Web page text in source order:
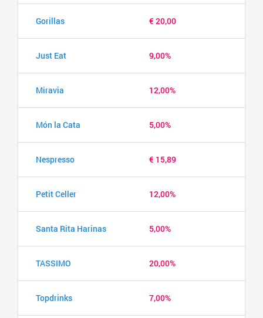
Gorillas € 20,00
Just Eat 9,00%
Miravia 12,00%
Món la Cata 5,00%
Nespresso € 15,89
Petit Celler 12,00%
Santa Rita Harinas 5,00%
TASSIMO 20,00%
Topdrinks 7,00%